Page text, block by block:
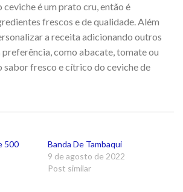
ceviche é um prato cru, então é
frescos e de qualidade. Além
a receita adicionando outros
preferência, como abacate, tomate ou
sabor fresco e cítrico do ceviche de
500
Banda De Tambaqui
9 de agosto de 2022
Post similar